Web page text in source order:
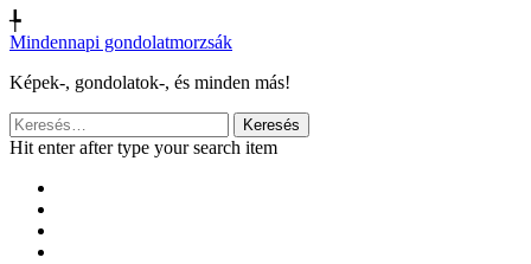
╄
Mindennapi gondolatmorzsák
Képek-, gondolatok-, és minden más!
Keresés:
Hit enter after type your search item